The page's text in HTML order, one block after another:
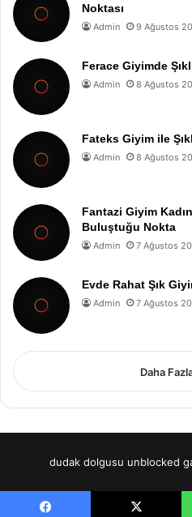
Noktası
Admin 9 Ağustos
Ferace Giyimde
Admin 8 Ağustos
Fateks Giyim ile
Admin 8 Ağustos
Fantazi Giyim
Buluştuğu Nokta
Admin 7 Ağustos
Evde Rahat Şık
Admin 7 Ağustos
Daha
dudak dolgusu unblocked